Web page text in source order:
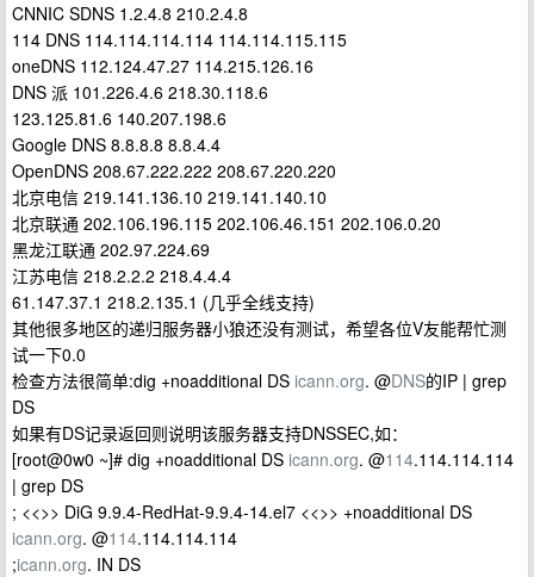
CNNIC SDNS 1.2.4.8 210.2.4.8
114 DNS 114.114.114.114 114.114.115.115
oneDNS 112.124.47.27 114.215.126.16
DNS 派 101.226.4.6 218.30.118.6
123.125.81.6 140.207.198.6
Google DNS 8.8.8.8 8.8.4.4
OpenDNS 208.67.222.222 208.67.220.220
北京电信 219.141.136.10 219.141.140.10
北京联通 202.106.196.115 202.106.46.151 202.106.0.20
黑龙江联通 202.97.224.69
江苏电信 218.2.2.2 218.4.4.4
61.147.37.1 218.2.135.1 (几乎全线支持)
其他很多地区的递归服务器小狼还没有测试，希望各位V友能帮忙测
试一下0.0
检查方法很简单:dig +noadditional DS icann.org. @DNS的IP | grep
DS
如果有DS记录返回则说明该服务器支持DNSSEC,如：
[root@0w0 ~]# dig +noadditional DS icann.org. @114.114.114.114
| grep DS
; <<>> DiG 9.9.4-RedHat-9.9.4-14.el7 <<>> +noadditional DS
icann.org. @114.114.114.114
;icann.org. IN DS